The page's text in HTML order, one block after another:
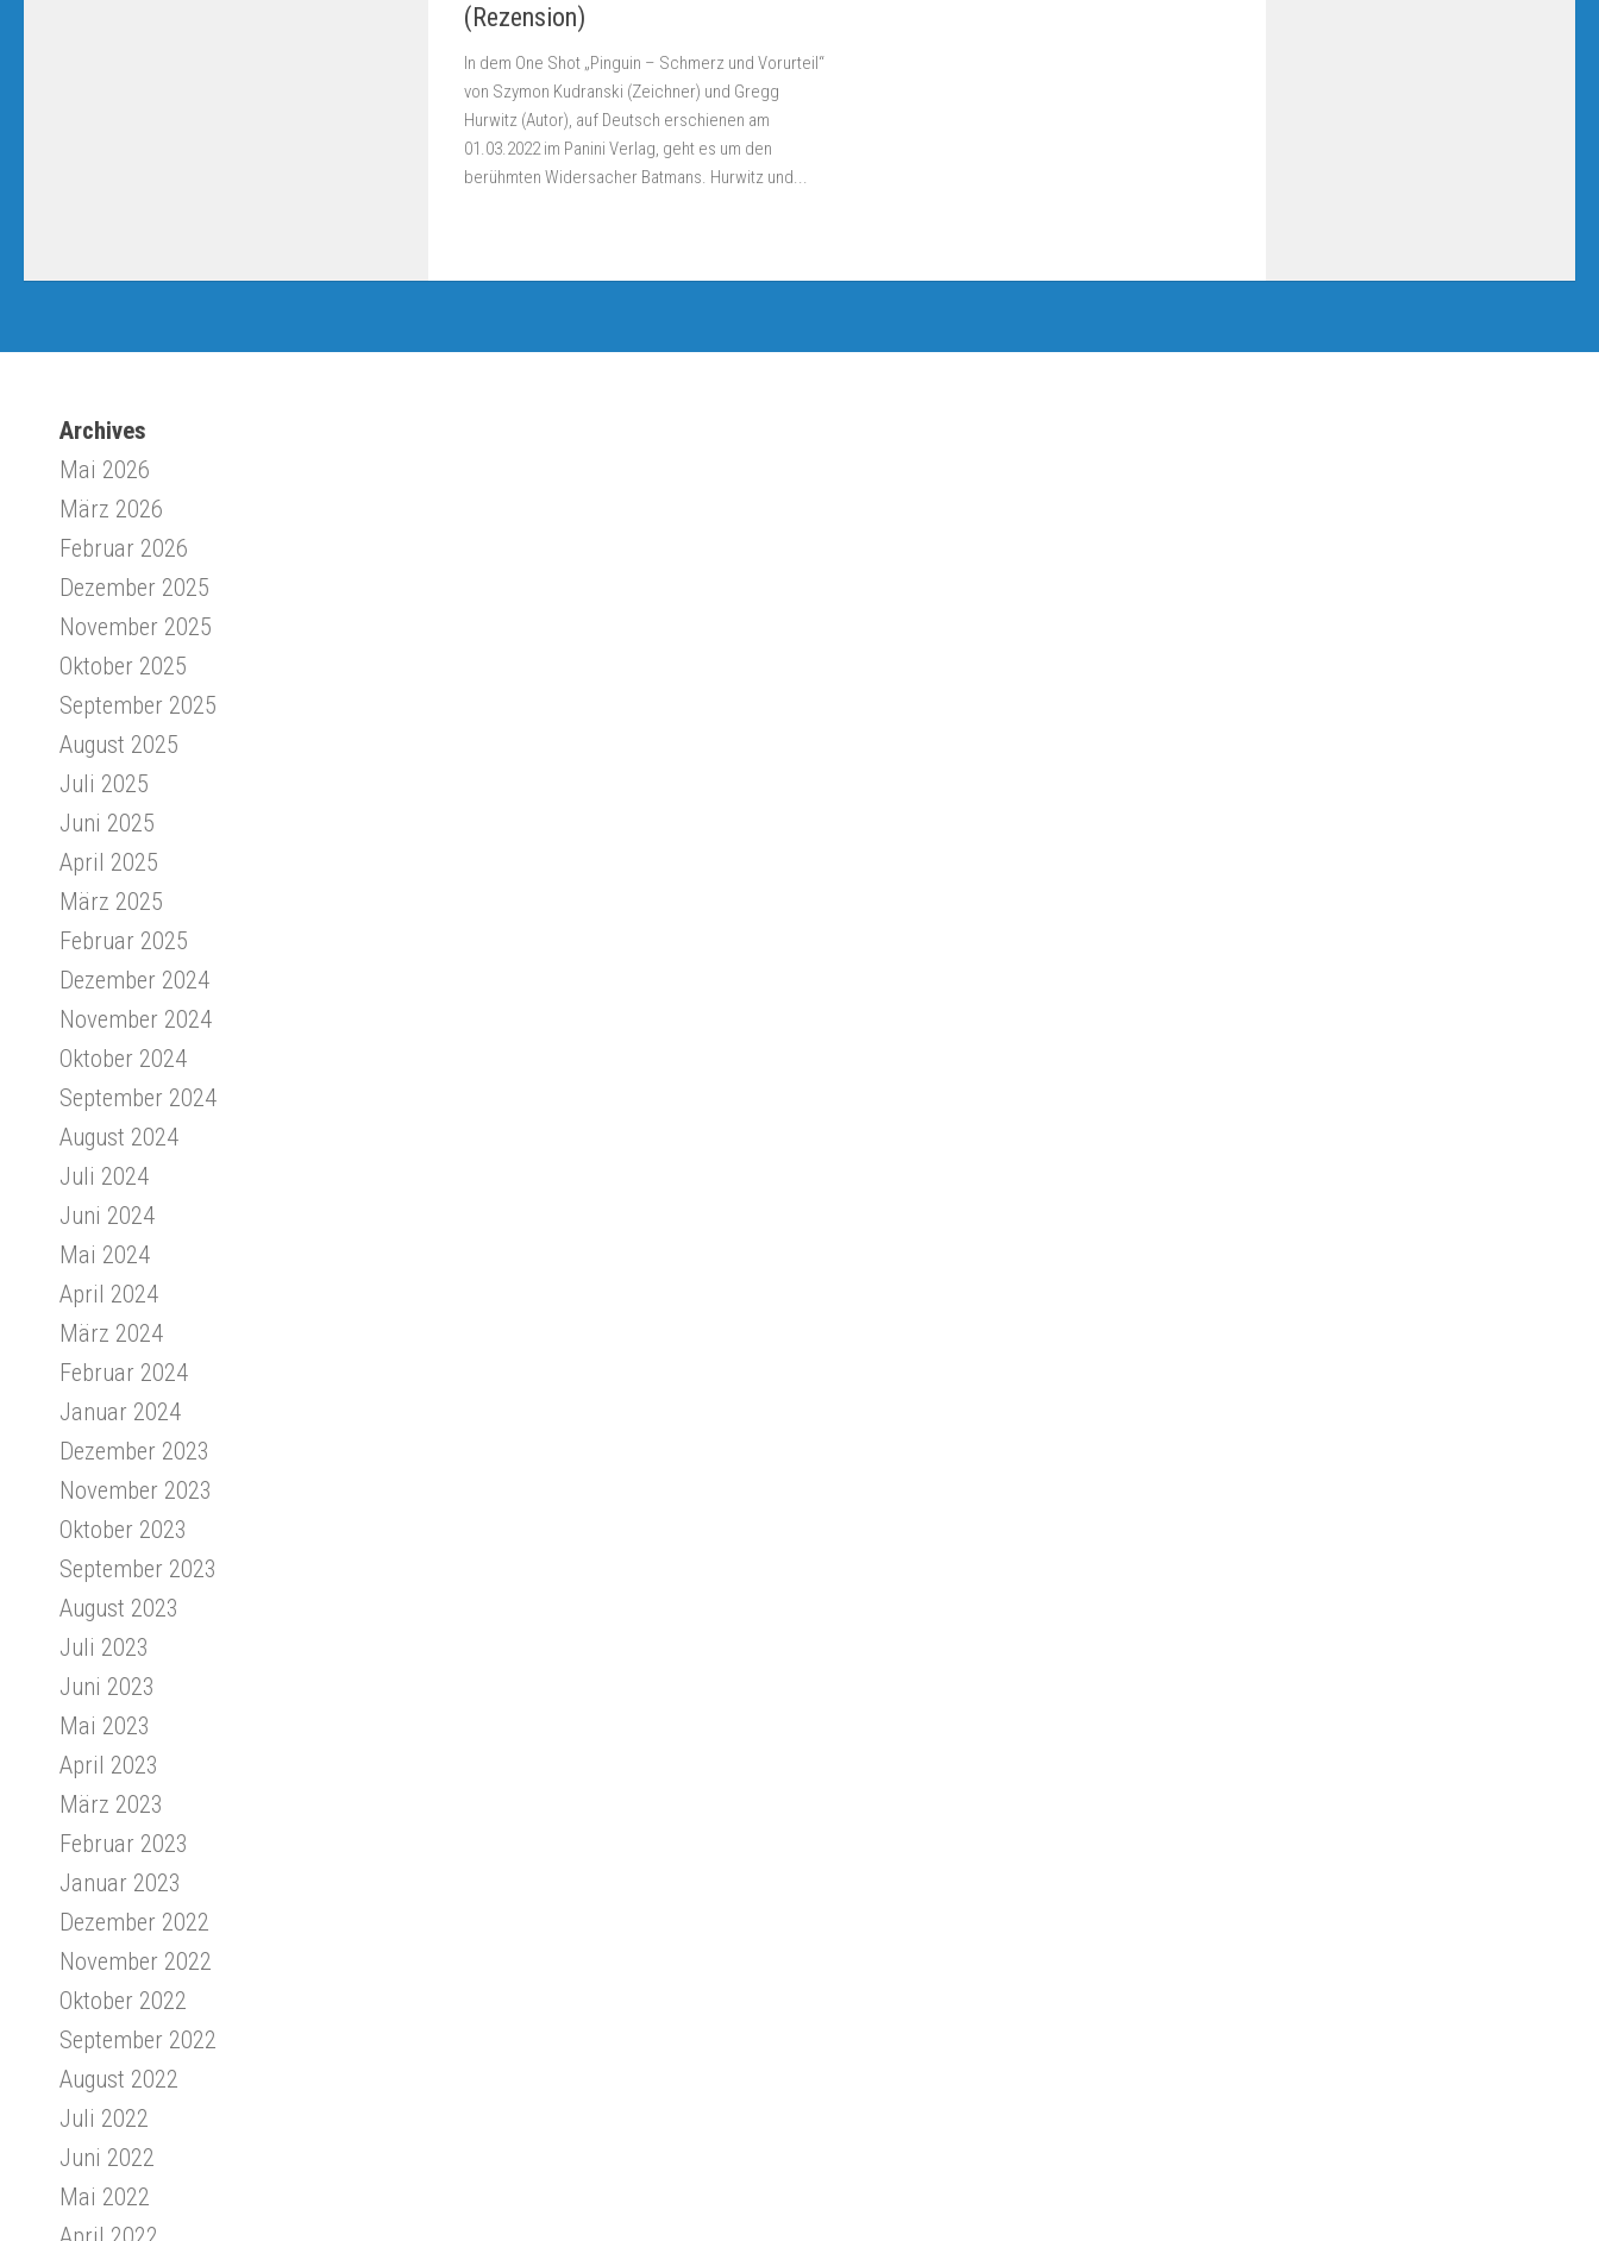
(Rezension)
In dem One Shot „Pinguin – Schmerz und Vorurteil“
von Szymon Kudranski (Zeichner) und Gregg
Hurwitz (Autor), auf Deutsch erschienen am
01.03.2022 im Panini Verlag, geht es um den
berühmten Widersacher Batmans. Hurwitz und...
Archives
Mai 2026
März 2026
Februar 2026
Dezember 2025
November 2025
Oktober 2025
September 2025
August 2025
Juli 2025
Juni 2025
April 2025
März 2025
Februar 2025
Dezember 2024
November 2024
Oktober 2024
September 2024
August 2024
Juli 2024
Juni 2024
Mai 2024
April 2024
März 2024
Februar 2024
Januar 2024
Dezember 2023
November 2023
Oktober 2023
September 2023
August 2023
Juli 2023
Juni 2023
Mai 2023
April 2023
März 2023
Februar 2023
Januar 2023
Dezember 2022
November 2022
Oktober 2022
September 2022
August 2022
Juli 2022
Juni 2022
Mai 2022